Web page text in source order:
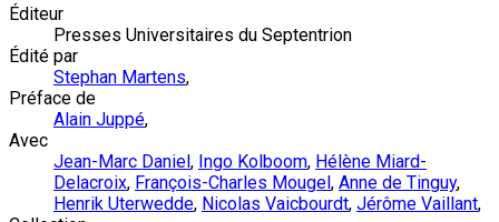
Éditeur
Presses Universitaires du Septentrion
Édité par
Stephan Martens,
Préface de
Alain Juppé,
Avec
Jean-Marc Daniel , Ingo Kolboom, Hélène Miard-
Delacroix, François-Charles Mougel , Anne de Tinguy,
Henrik Uterwedde, Nicolas Vaicbourdt, Jérôme Vaillant,